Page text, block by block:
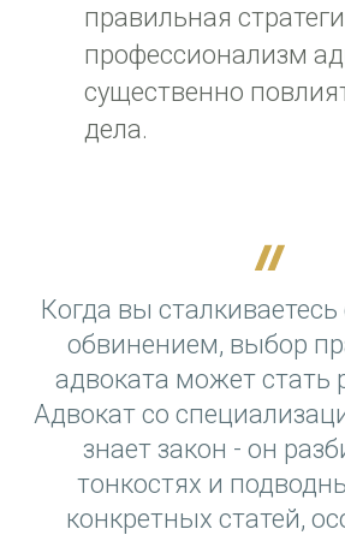
правильная
профессионализм
существенно
дела.
Когда вы
обвинением, выбор
адвоката может
Адвокат со
знает закон - он
тонкостях и
конкретных статей,